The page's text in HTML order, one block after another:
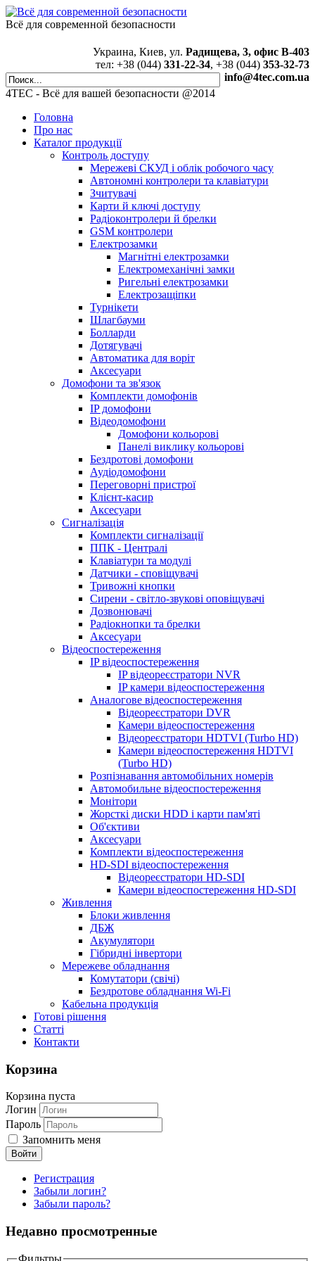
Всё для современной безопасности
Украина, Киев, ул. Радищева, 3, офис В-403
тел: +38 (044) 331-22-34, +38 (044) 353-32-73
info@4tec.com.ua
4TEC - Всё для вашей безопасности @2014
Головна
Про нас
Каталог продукції
Контроль доступу
Мережеві СКУД і облік робочого часу
Автономні контролери та клавіатури
Зчитувачі
Карти й ключі доступу
Радіоконтролери й брелки
GSM контролери
Електрозамки
Магнітні електрозамки
Електромеханічні замки
Ригельні електрозамки
Електрозащіпки
Турнікети
Шлагбауми
Болларди
Дотягувачі
Автоматика для воріт
Аксесуари
Домофони та зв'язок
Комплекти домофонів
IP домофони
Відеодомофони
Домофони кольорові
Панелі виклику кольорові
Бездротові домофони
Аудіодомофони
Переговорні пристрої
Клієнт-касир
Аксесуари
Сигналізація
Комплекти сигналізації
ППК - Централі
Клавіатури та модулі
Датчики - сповіщувачі
Тривожні кнопки
Сирени - світло-звукові оповіщувачі
Дозвонювачі
Радіокнопки та брелки
Аксесуари
Відеоспостереження
IP відеоспостереження
IP відеореєстратори NVR
IP камери відеоспостереження
Аналогове відеоспостереження
Відеореєстратори DVR
Камери відеоспостереження
Відеореєстратори HDTVI (Turbo HD)
Камери відеоспостереження HDTVI
(Turbo HD)
Розпізнавання автомобільних номерів
Автомобильне відеоспостереження
Монітори
Жорсткі диски HDD і карти пам'яті
Об'єктиви
Аксесуари
Комплекти відеоспостереження
HD-SDI відеоспостереження
Відеореєстратори HD-SDI
Камери відеоспостереження HD-SDI
Живлення
Блоки живлення
ДБЖ
Акумулятори
Гібридні інвертори
Мережеве обладнання
Комутатори (свічі)
Бездротове обладнання Wi-Fi
Кабельна продукція
Готові рішення
Статті
Контакти
Корзина
Корзина пуста
Логин
Пароль
Запомнить меня
Регистрация
Забыли логин?
Забыли пароль?
Недавно просмотренные
Фильтры